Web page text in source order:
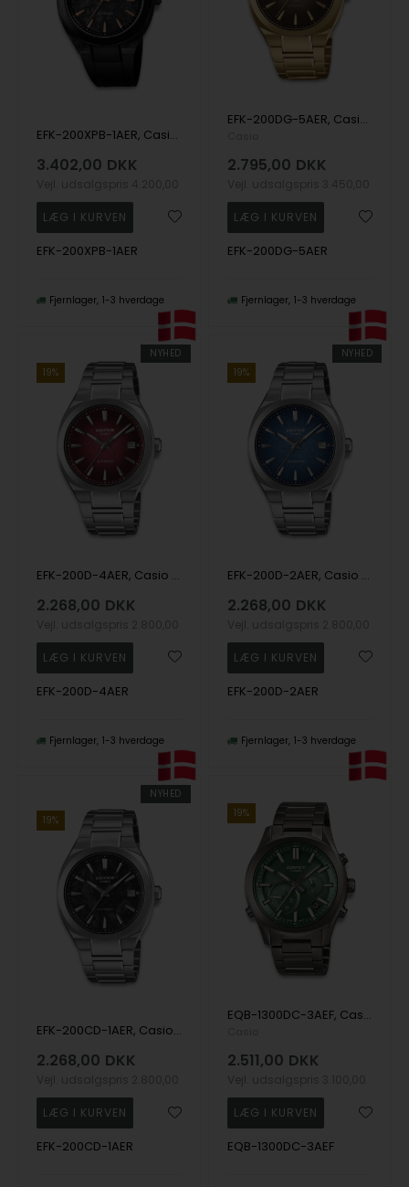
EFK-200XPB-1AER, Casio Edifice EFK-200XPB-1AER Automatik Herre m/lænke
3.402,00 DKK
EFK-200XPB-1AER
Fjernlager 1-3 hverdage
EFK-200DG-5AER, Casio Edifice EFK-200DG-5AER Automatik Herre m/lænke
2.795,00 DKK
EFK-200DG-5AER
Fjernlager 1-3 hverdage
NYHED
19%
EFK-200D-4AER, Casio Edifice EFK-200D-4AER Automatik Herre m/lænke
2.268,00 DKK
EFK-200D-4AER
Fjernlager 1-3 hverdage
NYHED
19%
EFK-200D-2AER, Casio Edifice EFK-200D-2AER Automatik Herre m/lænke
2.268,00 DKK
EFK-200D-2AER
Fjernlager 1-3 hverdage
NYHED
19%
EFK-200CD-1AER, Casio Edifice EFK-200CD-1AER Automatik Herre m/lænke
2.268,00 DKK
EFK-200CD-1AER
19%
EQB-1300DC-3AEF, Casio Edifice EQB-1300DC-3AEF Quartz Herre m/lænke
2.511,00 DKK
EQB-1300DC-3AEF